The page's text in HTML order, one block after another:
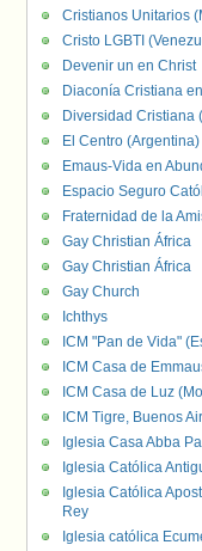
Cristianos Unitarios
Cristo LGBTI
Devenir un en Christ
Diaconía Cristiana
Diversidad Cristiana
El Centro (Argentina)
Emaus-Vida en
Espacio Seguro
Fraternidad de la
Gay Christian África
Gay Christian África
Gay Church
Ichthys
ICM "Pan de Vida"
ICM Casa de
ICM Casa de Luz
ICM Tigre, Buenos
Iglesia Casa Abba
Iglesia Católica
Iglesia Católica
Rey
Iglesia católica